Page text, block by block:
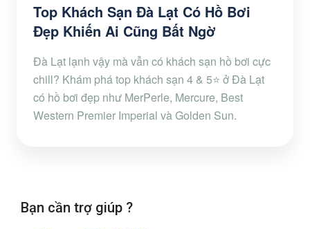
Top Khách Sạn Đà Lạt Có Hồ Bơi
Đẹp Khiến Ai Cũng Bất Ngờ
Đà Lạt lạnh vậy mà vẫn có khách sạn hồ bơi cực
chill? Khám phá top khách sạn 4 & 5⭐ ở Đà Lạt
có hồ bơi đẹp như MerPerle, Mercure, Best
Western Premier Imperial và Golden Sun.
Bạn cần trợ giúp ?